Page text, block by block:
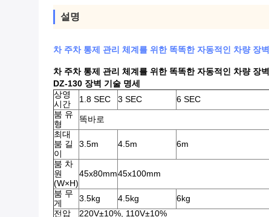
설명
차 주차 통제 관리 체계를 위한 똑똑한 자동적인 차량 장벽
차 주차 통제 관리 체계를 위한 똑똑한 자동적인 차량 장벽
DZ-130 장벽 기술 명세
상영
시간
1.8 SEC 3 SEC 6 SEC
붐 유
형
똑바로
최대
붐 길
이
3.5m 4.5m 6m
붐 차
원
(W×H)
45x80mm45x100mm
붐 무
게
3.5kg 4.5kg 6kg
전압
220V±10%, 110V±10%